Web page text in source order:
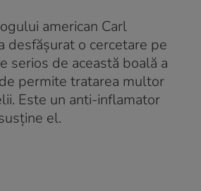
american Carl
desfășurat o cercetare pe
serios de această boală a
permite tratarea multor
Este un anti-inflamator
el.